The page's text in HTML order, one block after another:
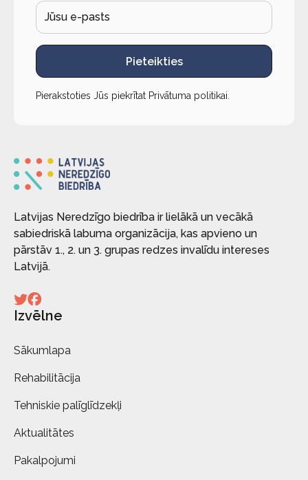
Pieteikties
Pierakstoties Jūs piekrītat Privātuma politikai
Latvijas Neredzīgo biedrība ir lielākā un vecākā
sabiedriskā labuma organizācija, kas apvieno un
pārstāv 1., 2. un 3. grupas redzes invalīdu intereses
Latvijā.
Izvēlne
Sākumlapa
Rehabilitācija
Tehniskie palīglīdzekļi
Aktualitātes
Pakalpojumi